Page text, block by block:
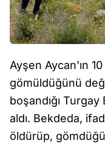
Ayşen Aycan'ın
gömüldüğünü
boşandığı
aldı. Bekdeda,
öldürüp,